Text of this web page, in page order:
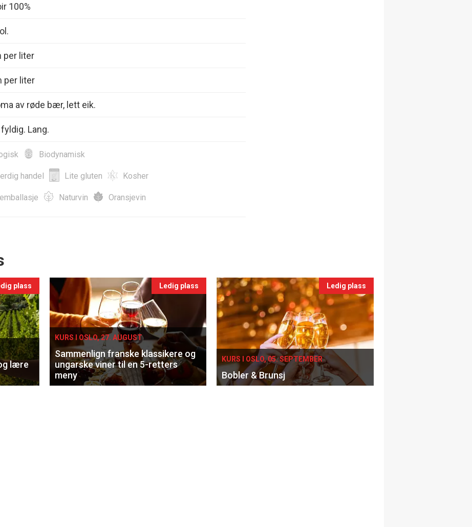
100%
per liter
per liter
av røde bær, lett eik.
Lang.
Biodynamisk
handel Lite gluten Kosher
Naturvin Oransjevin
plass
lære
Ledig plass
KURS I OSLO, 27. AUGUST
Sammenlign franske klassikere og
ungarske viner til en 5-retters
meny
Ledig plass
KURS I OSLO, 05. SEPTEMBER
Bobler & Brunsj